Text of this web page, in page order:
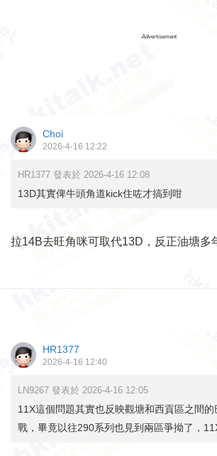
Advertisement
Choi
2026-4-16 12:22
HR1377 發表於 2026-4-16 12:08
13D其實俾牛頭角道kick住咗才搞到咁
拉14B去旺角咪可取代13D，反正油塘多
HR1377
2026-4-16 12:40
LN9267 發表於 2026-4-16 12:05
11X這個問題其實也反映觀塘和西貢區之間
戰，畢竟以往290系列也見到兩區爭拗了，